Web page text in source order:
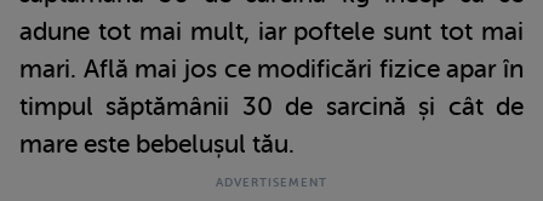
adune tot mai mult, iar poftele sunt tot mai
mari. Află mai jos ce modificări fizice apar în
timpul săptămânii 30 de sarcină și cât de
mare este bebelușul tău.